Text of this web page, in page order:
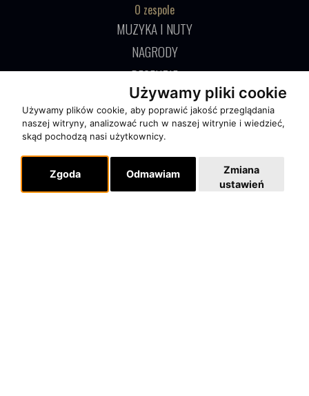
Używamy pliki cookie
Używamy plików cookie, aby poprawić jakość przeglądania
naszej witryny, analizować ruch w naszej witrynie i wiedzieć,
skąd pochodzą nasi użytkownicy.
Zgoda Odmawiam
Zmiana
ustawień
O zespole
MUZYKA I NUTY
NAGRODY
RECENZJE
Pomoc
KONTAKT
POLITYKA PRYWATNOŚCI